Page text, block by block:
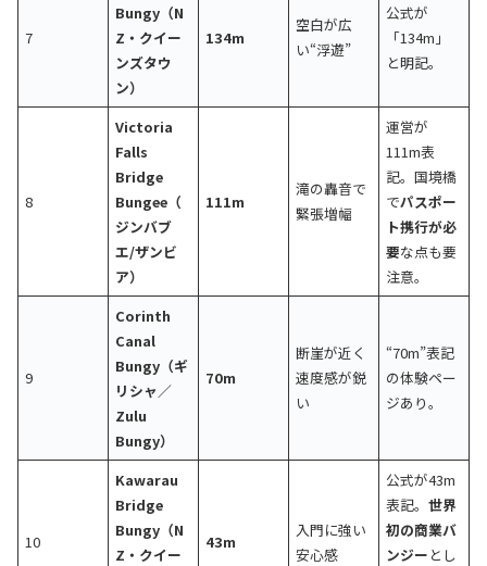
7
Bungy（N
Z・クイー
ンズタウ
ン）
134m
空白が広
い“浮遊”
公式が
「134m」
と明記。
8
Victoria
Falls
Bridge
Bungee（
ジンバブ
エ/ザンビ
ア）
111m
滝の轟音で
緊張増幅
運営が
111m表
記。国境橋
でパスポー
ト携行が必
要な点も要
注意。
9
Corinth
Canal
Bungy（ギ
リシャ／
Zulu
Bungy）
70m
断崖が近く
速度感が鋭
い
“70m”表記
の体験ペー
ジあり。
10
Kawarau
Bridge
Bungy（N
Z・クイー
43m
入門に強い
安心感
公式が43m
表記。世界
初の商業バ
ンジー とし